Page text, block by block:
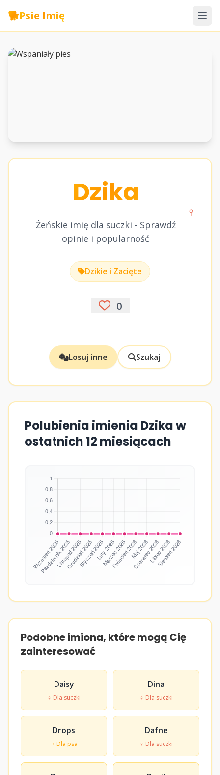
🐕Psie Imię
Dzika
Żeńskie imię dla suczki - Sprawdź
opinie i popularność
♀
Dzikie i Zacięte
0
Losuj inne Szukaj
Polubienia imienia Dzika w
ostatnich 12 miesiącach
Podobne imiona, które mogą Cię
zainteresować
Daisy
♀ Dla suczki
Dina
♀ Dla suczki
Drops
♂ Dla psa
Dafne
♀ Dla suczki